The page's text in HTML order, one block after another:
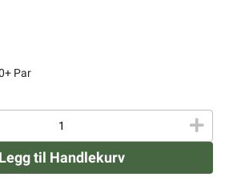
Par
Legg til Handlekurv